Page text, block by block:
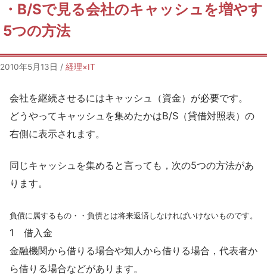
・B/Sで見る会社のキャッシュを増やす
5つの方法
2010年5月13日 / 経理×IT
会社を継続させるにはキャッシュ（資金）が必要です。
どうやってキャッシュを集めたかはB/S（貸借対照表）の
右側に表示されます。
同じキャッシュを集めると言っても，次の5つの方法があ
ります。
負債に属するもの・・負債とは将来返済しなければいけないものです。
1 借入金
金融機関から借りる場合や知人から借りる場合，代表者か
ら借りる場合などがあります。